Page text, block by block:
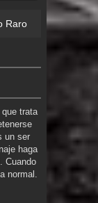
Raro
trata
un ser
haga
Cuando
normal.